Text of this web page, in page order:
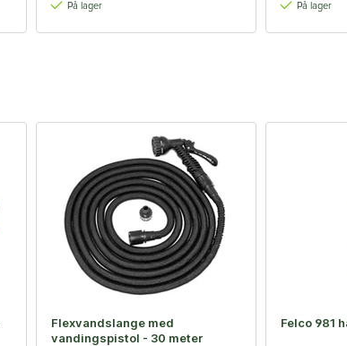
På lager På lager
Flexvandslange med
vandingspistol - 30 meter
Felco 981